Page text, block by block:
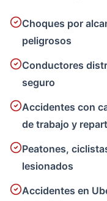
Choques por
peligrosos
Conductores
seguro
Accidentes con
de trabajo y
Peatones,
lesionados
Accidentes en